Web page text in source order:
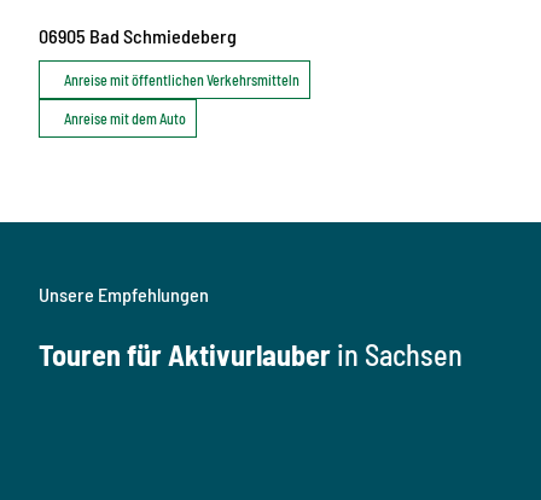
06905 Bad Schmiedeberg
Anreise mit öffentlichen Verkehrsmitteln
Anreise mit dem Auto
Unsere Empfehlungen
Touren für Aktivurlauber in Sachsen